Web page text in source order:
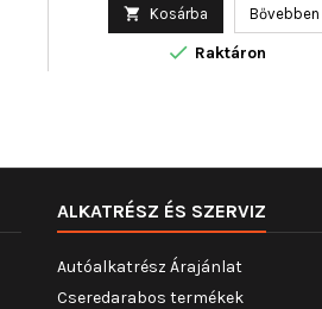
 Kosárba Bővebben
 Raktáron
ALKATRÉSZ ÉS SZERVIZ
Autóalkatrész Árajánlat
Cseredarabos termékek